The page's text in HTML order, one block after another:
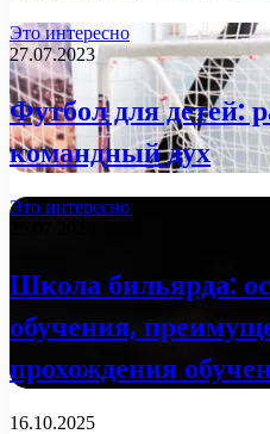
Это интересно
27.07.2023
Футбол для детей:
командный дух
Это интересно
Школа бильярда:
обучения,
прохождения
16.10.2025